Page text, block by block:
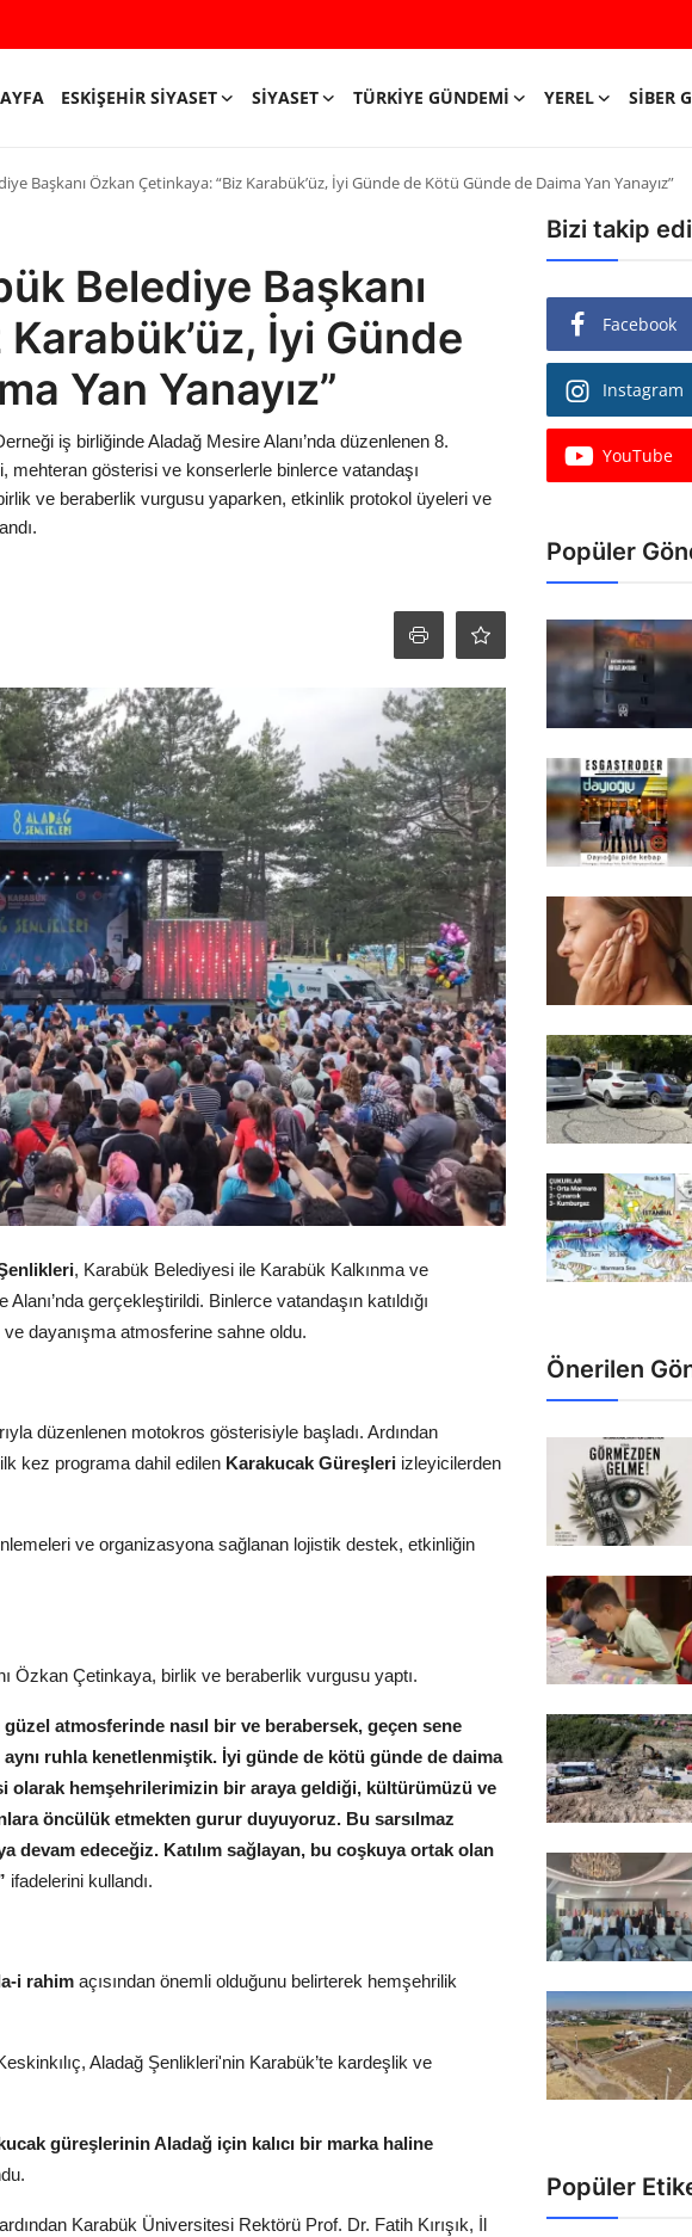
ESKIŞEHIR SIYASET SIYASET TÜRKIYE GÜNDEMI YEREL SIBER
Başkanı Özkan Çetinkaya: “Biz Karabük’üz, İyi Günde de Kötü Günde de Daima Yan Yanayız”
Belediye Başkanı
İyi Günde
Yan Yanayız”
iş birliğinde Aladağ Mesire Alanı’nda düzenlenen 8.
gösterisi ve konserlerle binlerce vatandaşı
ve beraberlik vurgusu yaparken, etkinlik protokol üyeleri ve
, Karabük Belediyesi ile Karabük Kalkınma ve
gerçekleştirildi. Binlerce vatandaşın katıldığı
dayanışma atmosferine sahne oldu.
düzenlenen motokros gösterisiyle başladı. Ardından
kez programa dahil edilen Karakucak Güreşleri izleyicilerden
ve organizasyona sağlanan lojistik destek, etkinliğin
Özkan Çetinkaya, birlik ve beraberlik vurgusu yaptı.
güzel atmosferinde nasıl bir ve berabersek, geçen sene
aynı ruhla kenetlenmiştik. İyi günde de kötü günde de daima
olarak hemşehrilerimizin bir araya geldiği, kültürümüzü ve
öncülük etmekten gurur duyuyoruz. Bu sarsılmaz
edeceğiz. Katılım sağlayan, bu coşkuya ortak olan
ifadelerini kullandı.
i rahim açısından önemli olduğunu belirterek hemşehrilik
Aladağ Şenlikleri'nin Karabük’te kardeşlik ve
güreşlerinin Aladağ için kalıcı bir marka haline
Karabük Üniversitesi Rektörü Prof. Dr. Fatih Kırışık, İl
Bizi takip
Facebook
Instagram
YouTube
Popüler
Önerilen
Popüler